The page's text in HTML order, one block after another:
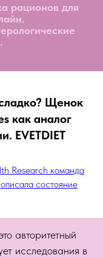
рационов для
Щенок
как аналог
EVETDIET
Research команда
состояние
авторитетный
исследования в